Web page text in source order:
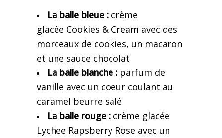
La balle bleue : crème
glacée Cookies & Cream avec des
morceaux de cookies, un macaron
et une sauce chocolat
La balle blanche : parfum de
vanille avec un coeur coulant au
caramel beurre salé
La balle rouge : crème glacée
Lychee Rapsberry Rose avec un